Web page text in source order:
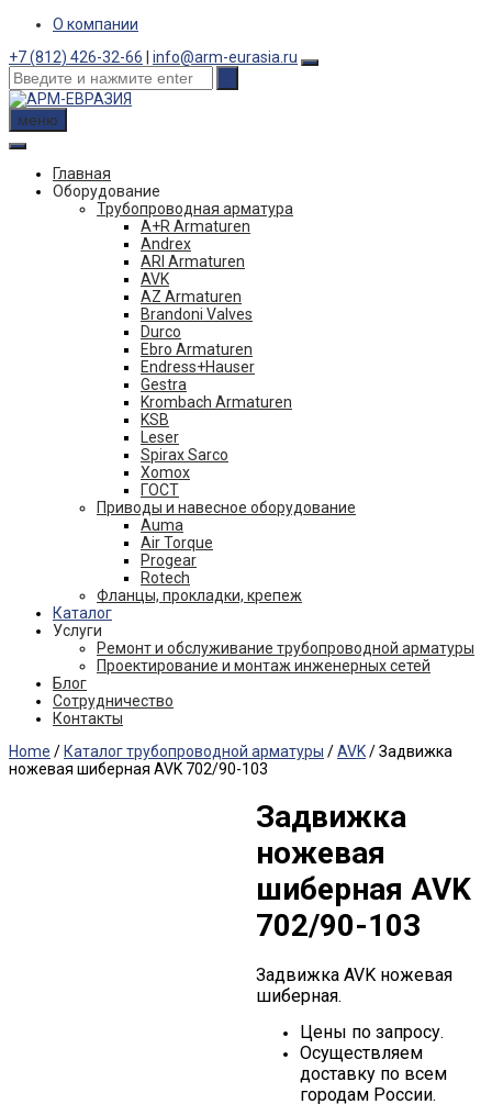
Skip
content
О компании
+7 (812) 426-32-66
info@arm-eurasia.ru
меню
Главная
Оборудование
Трубопроводная арматура
A+R Armaturen
Andrex
ARI Armaturen
AVK
AZ Armaturen
Brandoni Valves
Durco
Ebro Armaturen
Endress+Hauser
Gestra
Krombach Armaturen
KSB
Leser
Spirax Sarco
Xomox
ГОСТ
Приводы и навесное оборудование
Auma
Air Torque
Progear
Rotech
Фланцы, прокладки, крепеж
Каталог
Услуги
Ремонт и обслуживание трубопроводной арматуры
Проектирование и монтаж инженерных сетей
Блог
Сотрудничество
Контакты
Home / Каталог трубопроводной арматуры /AVK/ Задвижка
ножевая шиберная AVK 702/90-103
Задвижка
ножевая
шиберная AVK
702/90-103
Задвижка AVK ножевая
шиберная.
Цены по запросу.
Осуществляем
доставку по всем
городам России.